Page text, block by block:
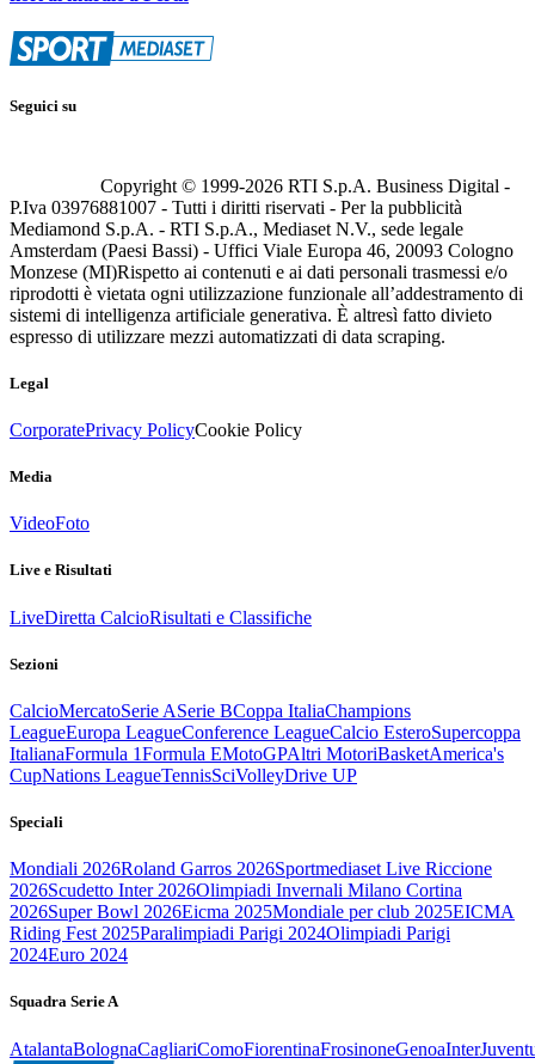
Seguici su
Copyright © 1999-2026 RTI S.p.A. Business Digital -
P.Iva 03976881007 - Tutti i diritti riservati - Per la pubblicità
Mediamond S.p.A. - RTI S.p.A., Mediaset N.V., sede legale
Amsterdam (Paesi Bassi) - Uffici Viale Europa 46, 20093 Cologno
Monzese (MI)Rispetto ai contenuti e ai dati personali trasmessi e/o
riprodotti è vietata ogni utilizzazione funzionale all’addestramento di
sistemi di intelligenza artificiale generativa. È altresì fatto divieto
espresso di utilizzare mezzi automatizzati di data scraping.
Legal
CorporatePrivacy PolicyCookie Policy
Media
VideoFoto
Live e Risultati
LiveDiretta CalcioRisultati e Classifiche
Sezioni
CalcioMercatoSerie ASerie BCoppa ItaliaChampions
LeagueEuropa LeagueConference LeagueCalcio EsteroSupercoppa
ItalianaFormula 1Formula EMotoGPAltri MotoriBasketAmerica's
CupNations LeagueTennisSciVolleyDrive UP
Speciali
Mondiali 2026Roland Garros 2026Sportmediaset Live Riccione
2026Scudetto Inter 2026Olimpiadi Invernali Milano Cortina
2026Super Bowl 2026Eicma 2025Mondiale per club 2025EICMA
Riding Fest 2025Paralimpiadi Parigi 2024Olimpiadi Parigi
2024Euro 2024
Squadra Serie A
AtalantaBolognaCagliariComoFiorentinaFrosinoneGenoaInter